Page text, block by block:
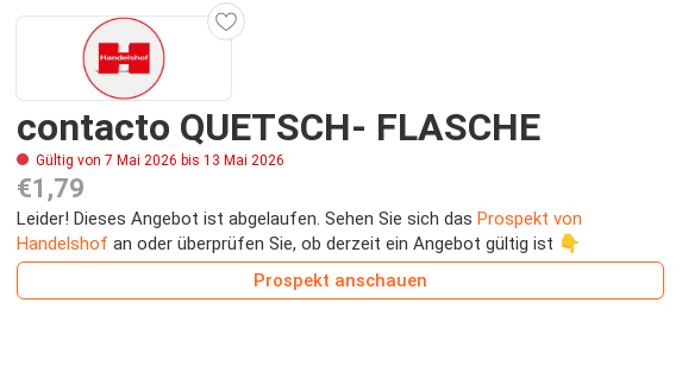
contacto QUETSCH- FLASCHE
Gültig von 7 Mai 2026 bis 13 Mai 2026
€1,79
Leider! Dieses Angebot ist abgelaufen. Sehen Sie sich das Prospekt von
Handelshof an oder überprüfen Sie, ob derzeit ein Angebot gültig ist 👇
Prospekt anschauen